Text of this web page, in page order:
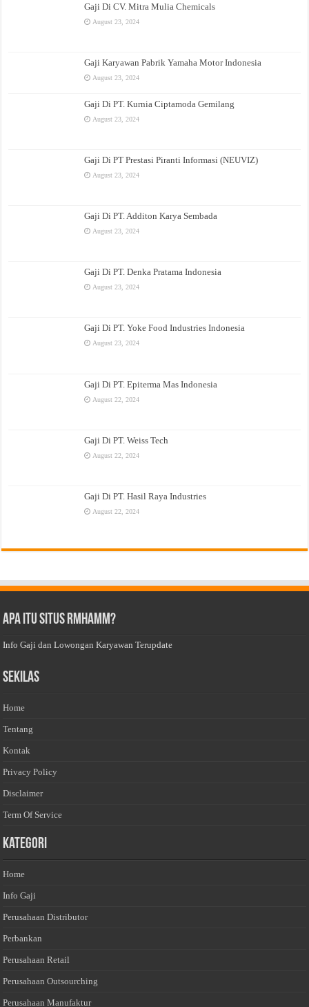
Gaji Di CV. Mitra Mulia Chemicals
August 23, 2024
Gaji Karyawan Pabrik Yamaha Motor Indonesia
August 23, 2024
Gaji Di PT. Kurnia Ciptamoda Gemilang
August 23, 2024
Gaji Di PT Prestasi Piranti Informasi (NEUVIZ)
August 23, 2024
Gaji Di PT. Additon Karya Sembada
August 23, 2024
Gaji Di PT. Denka Pratama Indonesia
August 23, 2024
Gaji Di PT. Yoke Food Industries Indonesia
August 23, 2024
Gaji Di PT. Epiterma Mas Indonesia
August 22, 2024
Gaji Di PT. Weiss Tech
August 22, 2024
Gaji Di PT. Hasil Raya Industries
August 22, 2024
Apa Itu Situs Rmhamm?
Info Gaji dan Lowongan Karyawan Terupdate
Sekilas
Home
Tentang
Kontak
Privacy Policy
Disclaimer
Term Of Service
Kategori
Home
Info Gaji
Perusahaan Distributor
Perbankan
Perusahaan Retail
Perusahaan Outsourching
Perusahaan Manufaktur